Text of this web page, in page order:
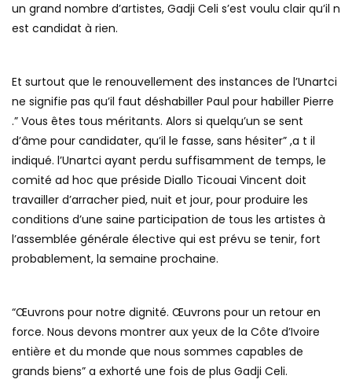
un grand nombre d’artistes, Gadji Celi s’est voulu clair qu’il n
est candidat à rien.
Et surtout que le renouvellement des instances de l’Unartci
ne signifie pas qu’il faut déshabiller Paul pour habiller Pierre
.” Vous êtes tous méritants. Alors si quelqu’un se sent
d’âme pour candidater, qu’il le fasse, sans hésiter” ,a t il
indiqué. l’Unartci ayant perdu suffisamment de temps, le
comité ad hoc que préside Diallo Ticouai Vincent doit
travailler d’arracher pied, nuit et jour, pour produire les
conditions d’une saine participation de tous les artistes à
l’assemblée générale élective qui est prévu se tenir, fort
probablement, la semaine prochaine.
“Œuvrons pour notre dignité. Œuvrons pour un retour en
force. Nous devons montrer aux yeux de la Côte d’Ivoire
entière et du monde que nous sommes capables de
grands biens” a exhorté une fois de plus Gadji Celi.